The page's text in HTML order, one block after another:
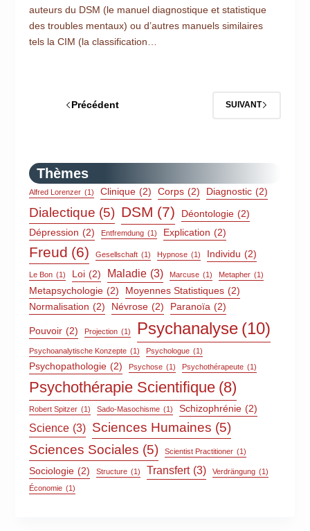
auteurs du DSM (le manuel diagnostique et statistique
des troubles mentaux) ou d’autres manuels similaires
tels la CIM (la classification…
Précédent SUIVANT
Thèmes
Alfred Lorenzer (1) Clinique (2) Corps (2) Diagnostic (2)
Dialectique (5) DSM (7) Déontologie (2)
Dépression (2) Entfremdung (1) Explication (2)
Freud (6) Gesellschaft (1) Hypnose (1) Individu (2)
Le Bon (1) Loi (2) Maladie (3) Marcuse (1) Metapher (1)
Metapsychologie (2) Moyennes Statistiques (2)
Normalisation (2) Névrose (2) Paranoïa (2)
Pouvoir (2) Projection (1) Psychanalyse (10)
Psychoanalytische Konzepte (1) Psychologue (1)
Psychopathologie (2) Psychose (1) Psychothérapeute (1)
Psychothérapie Scientifique (8)
Robert Spitzer (1) Sado-Masochisme (1) Schizophrénie (2)
Science (3) Sciences Humaines (5)
Sciences Sociales (5) Scientist Practitioner (1)
Sociologie (2) Structure (1) Transfert (3) Verdrängung (1)
Économie (1)